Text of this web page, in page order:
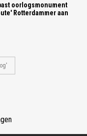
oorlogsmonument
Rotterdammer aan